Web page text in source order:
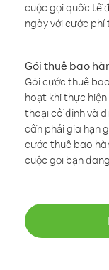
cuộc gọi quốc tế
ngày với cước
Gói thuê bao
Gói cước thuê
hoạt khi thực
thoại cố định và
cần phải gia hạn
cước thuê bao
cuộc gọi bạn